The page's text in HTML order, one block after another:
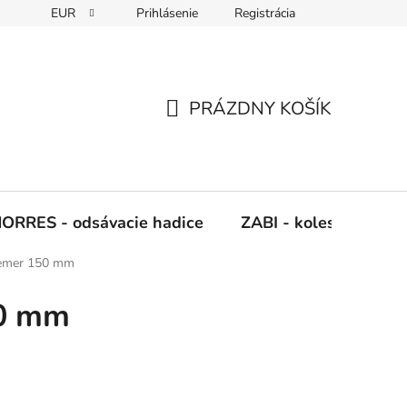
Napíšte nám
EUR Prihlásenie Registrácia
PRÁZDNY KOŠÍK
- odsávacie hadice ZABI - kolesá,
150 mm
mm